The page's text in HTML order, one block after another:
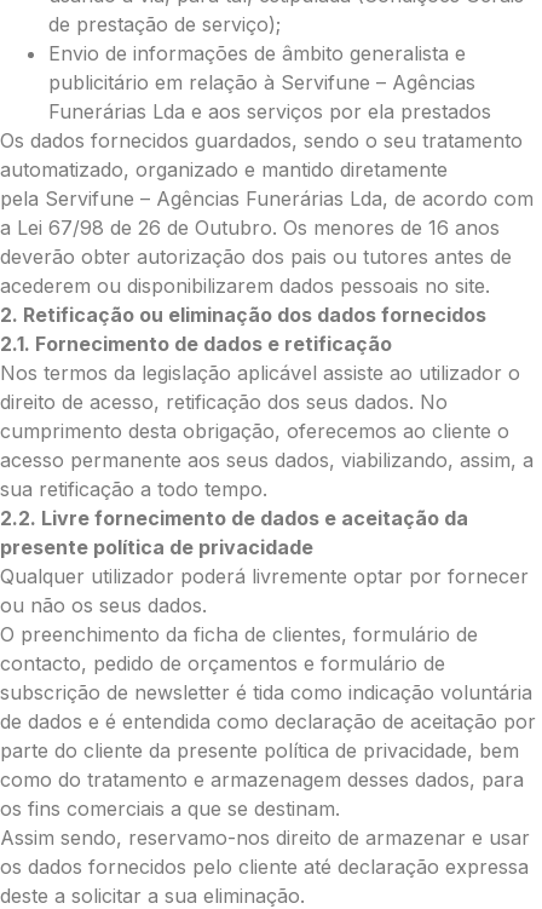
Pedidos/Informações adicionais
Total:
0.00
€
Enviar Flores
de prestação de serviço);
Envio de informações de âmbito generalista e
publicitário em relação à Servifune – Agências
Funerárias Lda e aos serviços por ela prestados
Os dados fornecidos guardados, sendo o seu tratamento
automatizado, organizado e mantido diretamente
pela Servifune – Agências Funerárias Lda, de acordo com
a Lei 67/98 de 26 de Outubro. Os menores de 16 anos
deverão obter autorização dos pais ou tutores antes de
acederem ou disponibilizarem dados pessoais no site.
2. Retificação ou eliminação dos dados fornecidos
2.1. Fornecimento de dados e retificação
Nos termos da legislação aplicável assiste ao utilizador o
direito de acesso, retificação dos seus dados. No
cumprimento desta obrigação, oferecemos ao cliente o
acesso permanente aos seus dados, viabilizando, assim, a
sua retificação a todo tempo.
2.2. Livre fornecimento de dados e aceitação da
presente política de privacidade
Qualquer utilizador poderá livremente optar por fornecer
ou não os seus dados.
O preenchimento da ficha de clientes, formulário de
contacto, pedido de orçamentos e formulário de
subscrição de newsletter é tida como indicação voluntária
de dados e é entendida como declaração de aceitação por
parte do cliente da presente política de privacidade, bem
como do tratamento e armazenagem desses dados, para
os fins comerciais a que se destinam.
Assim sendo, reservamo-nos direito de armazenar e usar
os dados fornecidos pelo cliente até declaração expressa
deste a solicitar a sua eliminação.